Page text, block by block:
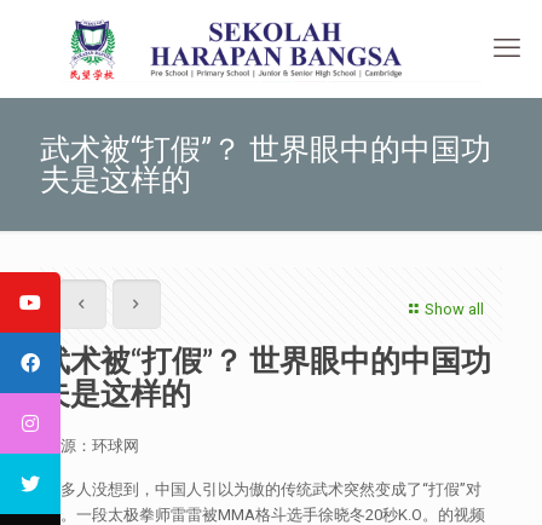
武术被“打假”？ 世界眼中的中国功
夫是这样的
Show all
武术被“打假”？ 世界眼中的中国功
夫是这样的
来源：环球网
许多人没想到，中国人引以为傲的传统武术突然变成了“打假”对
象。一段太极拳师雷雷被MMA格斗选手徐晓冬20秒K.O。的视频